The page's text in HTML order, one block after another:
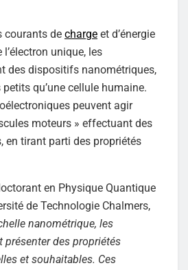
courants de charge et d’énergie
l’électron unique, les
des dispositifs nanométriques,
qu’une cellule humaine.
peuvent agir
moteurs » effectuant des
en tirant parti des propriétés
en Physique Quantique
de Technologie Chalmers,
nanométrique, les
des propriétés
et souhaitables. Ces